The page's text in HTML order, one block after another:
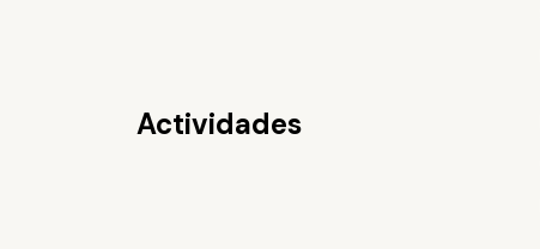
Actividades